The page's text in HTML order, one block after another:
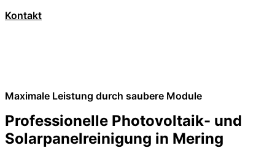
Kontakt
Maximale Leistung durch saubere Module
Professionelle Photovoltaik- und
Solarpanelreinigung in Mering